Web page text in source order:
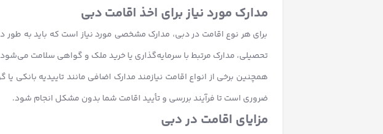
مدارک مورد نیاز برای اخذ اقامت دبی
برای هر نوع اقامت در دبی، مدارک مشخصی مورد نیاز است که باید به
تحصیلی، مدارک مرتبط با سرمایه‌گذاری یا خرید ملک و گواهی سلامت
همچنین برخی از انواع اقامت نیازمند مدارک اضافی مانند تاییدیه
ضروری است تا فرآیند بررسی و تأیید اقامت شما بدون مشکل انجام شود.
مزایای اقامت در دبی